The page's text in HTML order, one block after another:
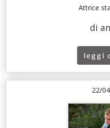
Attrice
di
leggi
22/